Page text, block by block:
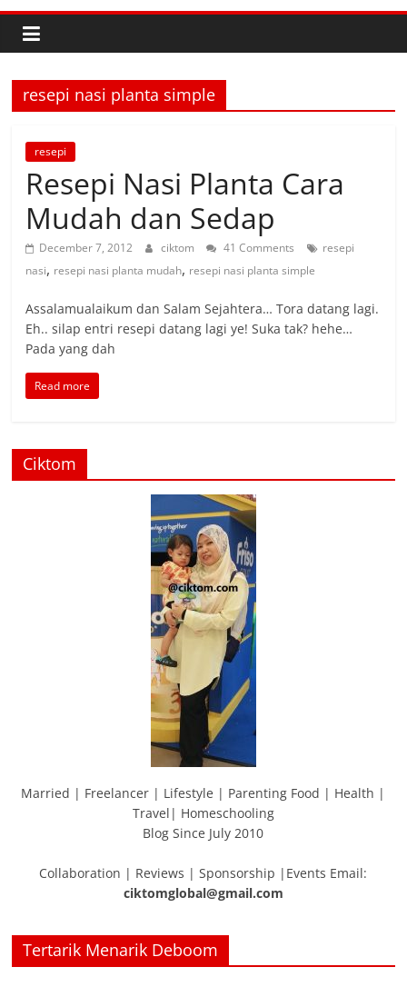
resepi nasi planta simple
resepi
Resepi Nasi Planta Cara
Mudah dan Sedap
December 7, 2012 ciktom 41 Comments
resepi
nasi, resepi nasi planta mudah, resepi nasi planta simple
Assalamualaikum dan Salam Sejahtera… Tora datang lagi.
Eh.. silap entri resepi datang lagi ye! Suka tak? hehe…
Pada yang dah
Read more
Ciktom
Married | Freelancer | Lifestyle | Parenting Food | Health |
Travel| Homeschooling
Blog Since July 2010
Collaboration | Reviews | Sponsorship |Events Email:
ciktomglobal@gmail.com
Tertarik Menarik Deboom